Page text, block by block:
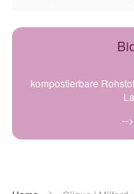
Direkt
kompostierbare
--